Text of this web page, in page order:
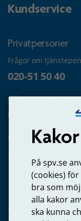
På spv.se
(cookies)
bra som
alla kakor
ska kunna
Kundservice
Privatpersoner
Frågor om
020-51 50 40
Frågor om
020-65 00 65
Kontakta oss
Arbetsgivare